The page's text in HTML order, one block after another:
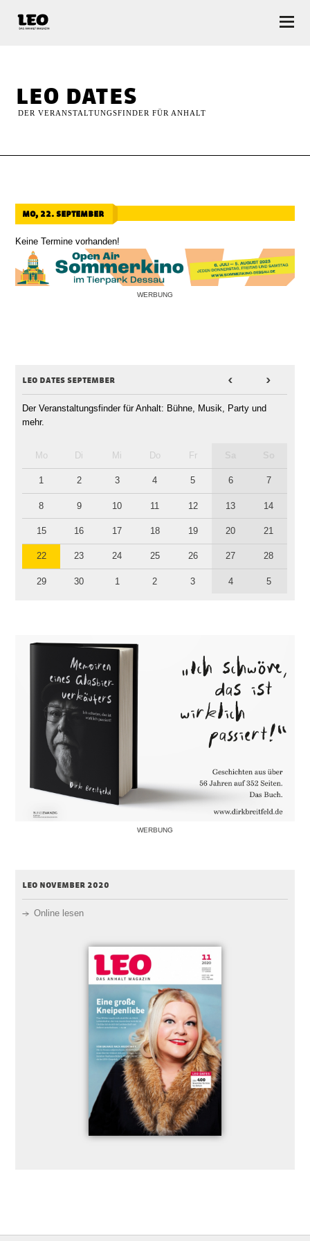
leo dates
DER VERANSTALTUNGSFINDER FÜR ANHALT
mo, 22. september
Keine Termine vorhanden!
WERBUNG
leo dates september < >
Der Veranstaltungsfinder für Anhalt: Bühne, Musik, Party und
mehr.
Mo Di Mi Do Fr
1 2 3 4 5 6 7
8 9 10 11 12 13 14
15 16 17 18 19 20 21
22 23 24 25 26 27 28
29 30 1 2 3 4 5
WERBUNG
leo november 2020
Online lesen